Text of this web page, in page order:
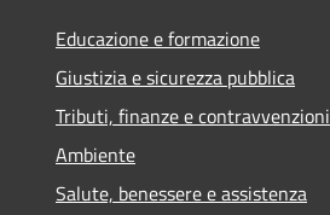
Educazione e formazione
Giustizia e sicurezza pubblica
Tributi, finanze e contravvenzioni
Ambiente
Salute, benessere e assistenza